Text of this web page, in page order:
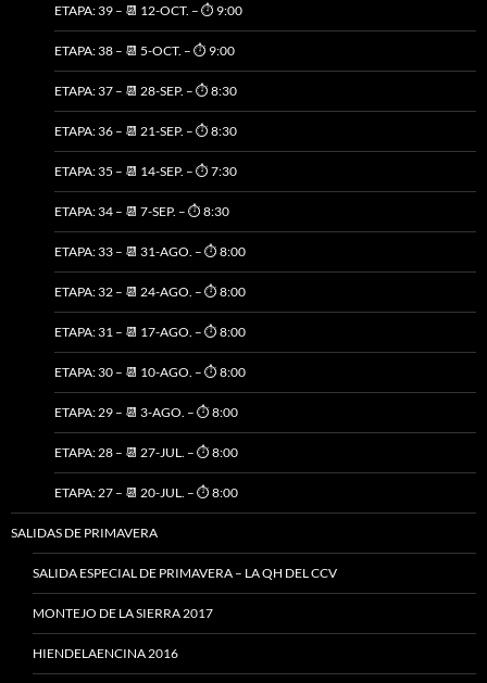
ETAPA: 39 – 📆 12-OCT. – ⏱️ 9:00
ETAPA: 38 – 📆 5-OCT. – ⏱️ 9:00
ETAPA: 37 – 📆 28-SEP. – ⏱️ 8:30
ETAPA: 36 – 📆 21-SEP. – ⏱️ 8:30
ETAPA: 35 – 📆 14-SEP. – ⏱️ 7:30
ETAPA: 34 – 📆 7-SEP. – ⏱️ 8:30
ETAPA: 33 – 📆 31-AGO. – ⏱️ 8:00
ETAPA: 32 – 📆 24-AGO. – ⏱️ 8:00
ETAPA: 31 – 📆 17-AGO. – ⏱️ 8:00
ETAPA: 30 – 📆 10-AGO. – ⏱️ 8:00
ETAPA: 29 – 📆 3-AGO. – ⏱️ 8:00
ETAPA: 28 – 📆 27-JUL. – ⏱️ 8:00
ETAPA: 27 – 📆 20-JUL. – ⏱️ 8:00
SALIDAS DE PRIMAVERA
SALIDA ESPECIAL DE PRIMAVERA – LA QH DEL CCV
MONTEJO DE LA SIERRA 2017
HIENDELAENCINA 2016